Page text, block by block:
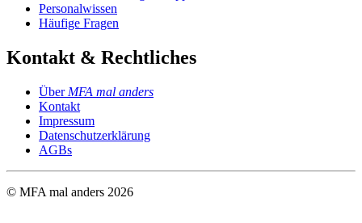
Personalwissen
Häufige Fragen
Kontakt & Rechtliches
Über MFA mal anders
Kontakt
Impressum
Datenschutzerklärung
AGBs
© MFA mal anders 2026